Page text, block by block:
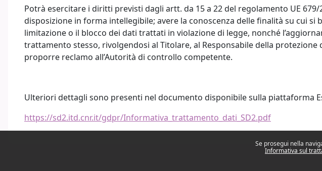
Se prosegui nella
Informativa sul
Potrà esercitare i diritti previsti dagli artt. da 15 a 22 del regolamento UE
disposizione in forma intellegibile; avere la conoscenza delle finalità su cui
limitazione o il blocco dei dati trattati in violazione di legge, nonché
trattamento stesso, rivolgendosi al Titolare, al Responsabile della
proporre reclamo all’Autorità di controllo competente.
Ulteriori dettagli sono presenti nel documento disponibile sulla piattaforma
https://sd2.itd.cnr.it/gdpr/Informativa_trattamento_dati_SD2.pdf